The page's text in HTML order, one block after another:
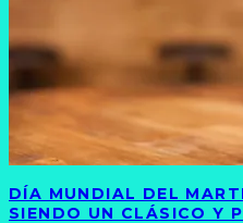
DÍA MUNDIAL DEL
SIENDO UN CLÁSICO Y